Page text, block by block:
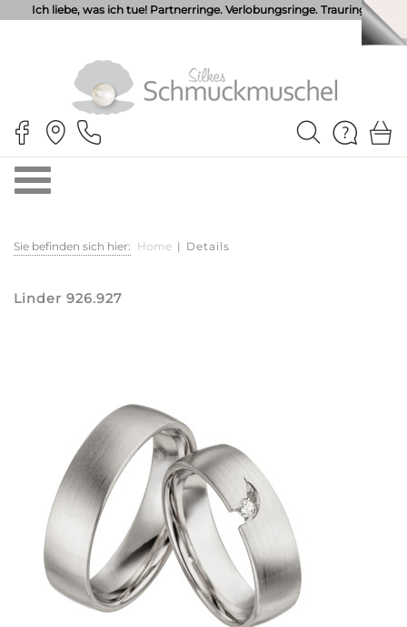
Ich liebe, was ich tue! Partnerringe. Verlobungsringe. Trauringe.
Sie befinden sich hier: Home | Details
Linder 926.927